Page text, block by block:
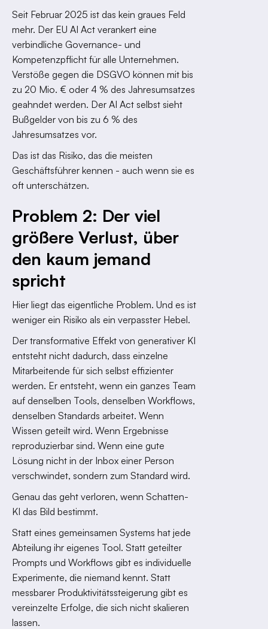
Seit Februar 2025 ist das kein graues Feld
mehr. Der EU AI Act verankert eine
verbindliche Governance- und
Kompetenzpflicht für alle Unternehmen.
Verstöße gegen die DSGVO können mit bis
zu 20 Mio. € oder 4 % des Jahresumsatzes
geahndet werden. Der AI Act selbst sieht
Bußgelder von bis zu 6 % des
Jahresumsatzes vor.
Das ist das Risiko, das die meisten
Geschäftsführer kennen - auch wenn sie es
oft unterschätzen.
Problem 2: Der viel
größere Verlust, über
den kaum jemand
spricht
Hier liegt das eigentliche Problem. Und es ist
weniger ein Risiko als ein verpasster Hebel.
Der transformative Effekt von generativer KI
entsteht nicht dadurch, dass einzelne
Mitarbeitende für sich selbst effizienter
werden. Er entsteht, wenn ein ganzes Team
auf denselben Tools, denselben Workflows,
denselben Standards arbeitet. Wenn
Wissen geteilt wird. Wenn Ergebnisse
reproduzierbar sind. Wenn eine gute
Lösung nicht in der Inbox einer Person
verschwindet, sondern zum Standard wird.
Genau das geht verloren, wenn Schatten-
KI das Bild bestimmt.
Statt eines gemeinsamen Systems hat jede
Abteilung ihr eigenes Tool. Statt geteilter
Prompts und Workflows gibt es individuelle
Experimente, die niemand kennt. Statt
messbarer Produktivitätssteigerung gibt es
vereinzelte Erfolge, die sich nicht skalieren
lassen.